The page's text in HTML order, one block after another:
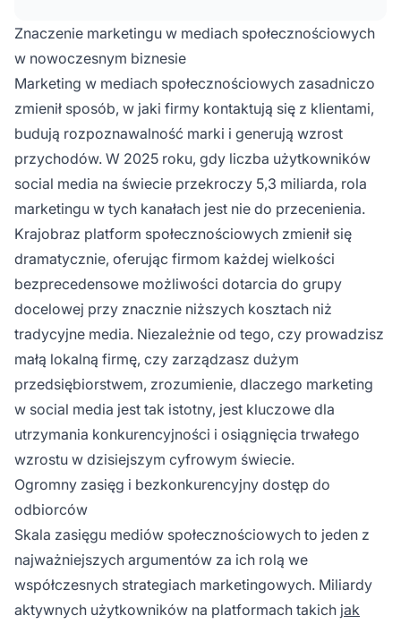
napędzanie bezpośredniej sprzedaży. Ponad
5,3 miliarda użytkowników social media na
świecie w 2025 roku to ogromna szansa na
pozyskiwanie i utrzymanie klientów –
ignorowanie tych kanałów oznacza rezygnację
z olbrzymich możliwości biznesowych.
Znaczenie marketingu w mediach społecznościowych
w nowoczesnym biznesie
Marketing w mediach społecznościowych zasadniczo
zmienił sposób, w jaki firmy kontaktują się z klientami,
budują rozpoznawalność marki i generują wzrost
przychodów. W 2025 roku, gdy liczba użytkowników
social media na świecie przekroczy 5,3 miliarda, rola
marketingu w tych kanałach jest nie do przecenienia.
Krajobraz platform społecznościowych zmienił się
dramatycznie, oferując firmom każdej wielkości
bezprecedensowe możliwości dotarcia do grupy
docelowej przy znacznie niższych kosztach niż
tradycyjne media. Niezależnie od tego, czy prowadzisz
małą lokalną firmę, czy zarządzasz dużym
przedsiębiorstwem, zrozumienie, dlaczego marketing
w social media jest tak istotny, jest kluczowe dla
utrzymania konkurencyjności i osiągnięcia trwałego
wzrostu w dzisiejszym cyfrowym świecie.
Ogromny zasięg i bezkonkurencyjny dostęp do
odbiorców
Skala zasięgu mediów społecznościowych to jeden z
najważniejszych argumentów za ich rolą we
współczesnych strategiach marketingowych. Miliardy
aktywnych użytkowników na platformach takich jak